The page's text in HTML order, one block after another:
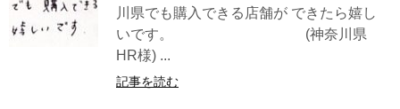
川県でも購入できる店舗が できたら嬉し
いです。 (神奈川県
HR様) ...
記事を読む